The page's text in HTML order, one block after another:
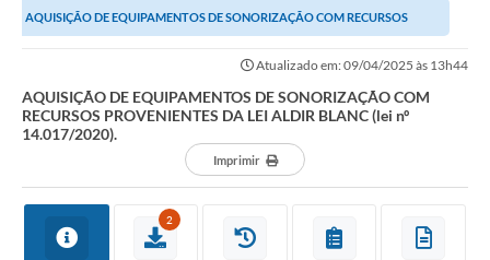
Secretarias
Multimídia
Formulário elaboração LDO
Formulário Elaboração LOA 2021
AQUISIÇÃO DE EQUIPAMENTOS DE SONORIZAÇÃO COM RECURSOS
PROVENIENTES DA LEI ALDIR BLANC (lei nº...
Atualizado em: 09/04/2025 às 13h44
AQUISIÇÃO DE EQUIPAMENTOS DE SONORIZAÇÃO COM
RECURSOS PROVENIENTES DA LEI ALDIR BLANC (lei nº
14.017/2020).
Imprimir
2